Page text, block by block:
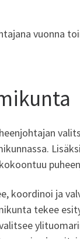
vuonna
koordinoi ja
tekee